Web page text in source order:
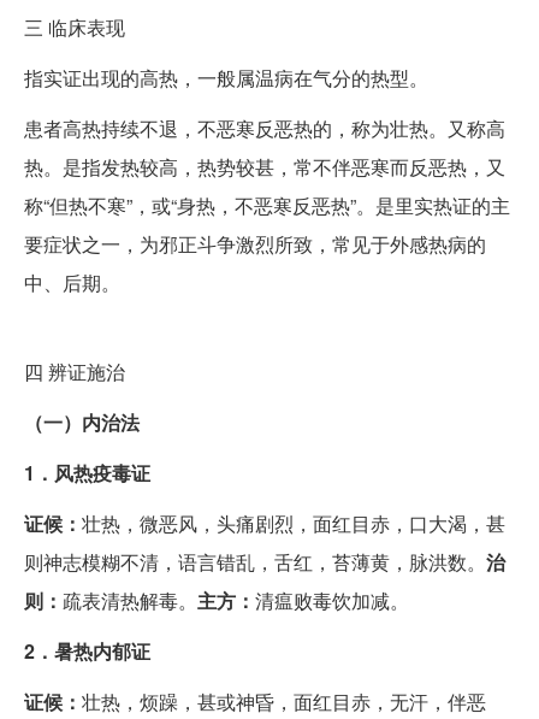
三 临床表现
指实证出现的高热，一般属温病在气分的热型。
患者高热持续不退，不恶寒反恶热的，称为壮热。又称高
热。是指发热较高，热势较甚，常不伴恶寒而反恶热，又
称“但热不寒”，或“身热，不恶寒反恶热”。是里实热证的主
要症状之一，为邪正斗争激烈所致，常见于外感热病的
中、后期。
四 辨证施治
（一）内治法
1．风热疫毒证
证候： 壮热，微恶风，头痛剧烈，面红目赤，口大渴，甚
则神志模糊不清，语言错乱，舌红，苔薄黄，脉洪数。 治
则： 疏表清热解毒。 主方： 清瘟败毒饮加减。
2．暑热内郁证
证候： 壮热，烦躁，甚或神昏，面红目赤，无汗，伴恶